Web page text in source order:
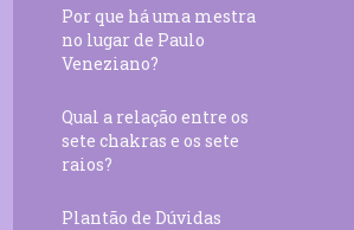
Por que há uma mestra
no lugar de Paulo
Veneziano?
Qual a relação entre os
sete chakras e os sete
raios?
Plantão de Dúvidas